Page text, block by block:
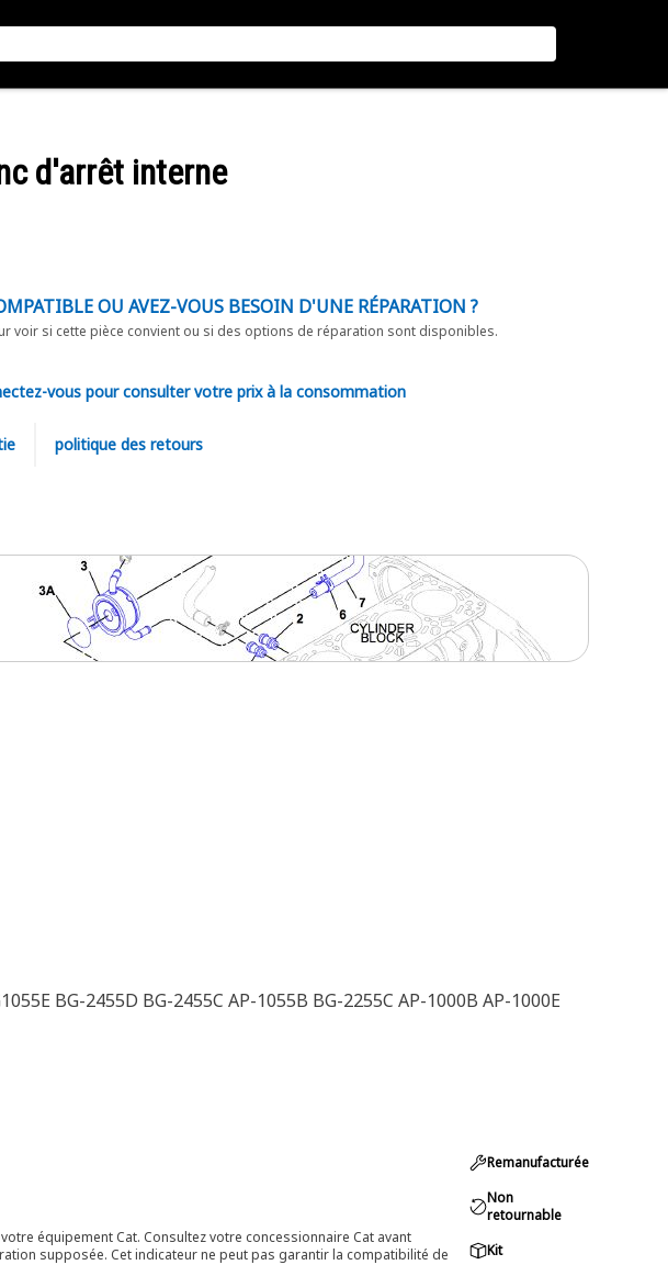
d'arrêt interne
OU AVEZ-VOUS BESOIN D'UNE RÉPARATION ?
voir si cette pièce convient ou si des options de réparation sont disponibles.
vous pour consulter votre prix à la consommation
politique des retours
BG-2455D BG-2455C AP-1055B BG-2255C AP-1000B AP-1000E
équipement Cat. Consultez votre concessionnaire Cat avant
supposée. Cet indicateur ne peut pas garantir la compatibilité de
Remanufacturée
Non
retournable
Kit